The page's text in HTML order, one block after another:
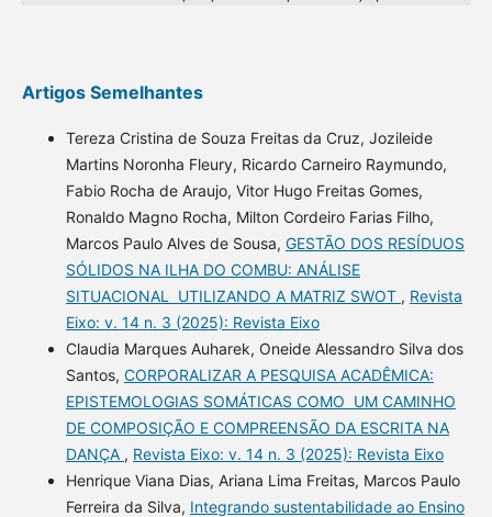
Artigos Semelhantes
Tereza Cristina de Souza Freitas da Cruz, Jozileide
Martins Noronha Fleury, Ricardo Carneiro Raymundo,
Fabio Rocha de Araujo, Vitor Hugo Freitas Gomes,
Ronaldo Magno Rocha, Milton Cordeiro Farias Filho,
Marcos Paulo Alves de Sousa, GESTÃO DOS RESÍDUOS
SÓLIDOS NA ILHA DO COMBU: ANÁLISE
SITUACIONAL UTILIZANDO A MATRIZ SWOT , Revista
Eixo: v. 14 n. 3 (2025): Revista Eixo
Claudia Marques Auharek, Oneide Alessandro Silva dos
Santos, CORPORALIZAR A PESQUISA ACADÊMICA:
EPISTEMOLOGIAS SOMÁTICAS COMO UM CAMINHO
DE COMPOSIÇÃO E COMPREENSÃO DA ESCRITA NA
DANÇA , Revista Eixo: v. 14 n. 3 (2025): Revista Eixo
Henrique Viana Dias, Ariana Lima Freitas, Marcos Paulo
Ferreira da Silva, Integrando sustentabilidade ao Ensino